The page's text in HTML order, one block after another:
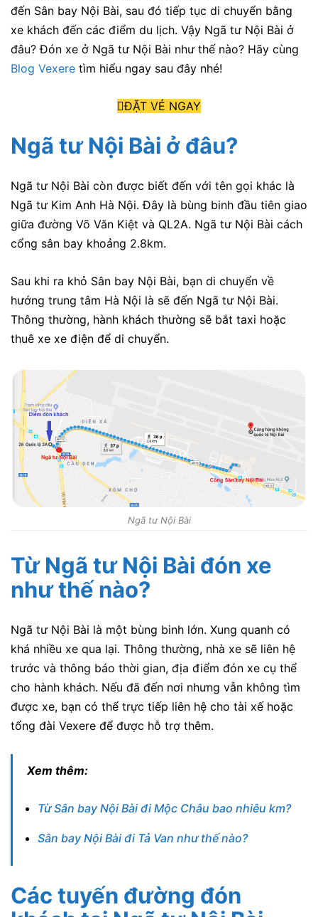
đến Sân bay Nội Bài, sau đó tiếp tục di chuyển bằng
xe khách đến các điểm du lịch. Vậy Ngã tư Nội Bài ở
đâu? Đón xe ở Ngã tư Nội Bài như thế nào? Hãy cùng
Blog Vexere tìm hiểu ngay sau đây nhé!
ĐẶT VÉ NGAY
Ngã tư Nội Bài ở đâu?
Ngã tư Nội Bài còn được biết đến với tên gọi khác là
Ngã tư Kim Anh Hà Nội. Đây là bùng binh đầu tiên giao
giữa đường Võ Văn Kiệt và QL2A. Ngã tư Nội Bài cách
cổng sân bay khoảng 2.8km.
Sau khi ra khỏ Sân bay Nội Bài, bạn di chuyển về
hướng trung tâm Hà Nội là sẽ đến Ngã tư Nội Bài.
Thông thường, hành khách thường sẽ bắt taxi hoặc
thuê xe xe điện để di chuyển.
Ngã tư Nội Bài
Từ Ngã tư Nội Bài đón xe
như thế nào?
Ngã tư Nội Bài là một bùng binh lớn. Xung quanh có
khá nhiều xe qua lại. Thông thường, nhà xe sẽ liên hệ
trước và thông báo thời gian, địa điểm đón xe cụ thể
cho hành khách. Nếu đã đến nơi nhưng vẫn không tìm
được xe, bạn có thể trực tiếp liên hệ cho tài xế hoặc
tổng đài Vexere để được hỗ trợ thêm.
Xem thêm:
Từ Sân bay Nội Bài đi Mộc Châu bao nhiêu km?
Sân bay Nội Bài đi Tả Van như thế nào?
Các tuyến đường đón